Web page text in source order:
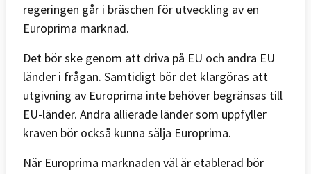
regeringen går i bräschen för utveckling av en
Europrima marknad.
Det bör ske genom att driva på EU och andra EU
länder i frågan. Samtidigt bör det klargöras att
utgivning av Europrima inte behöver begränsas till
EU-länder. Andra allierade länder som uppfyller
kraven bör också kunna sälja Europrima.
När Europrima marknaden väl är etablerad bör